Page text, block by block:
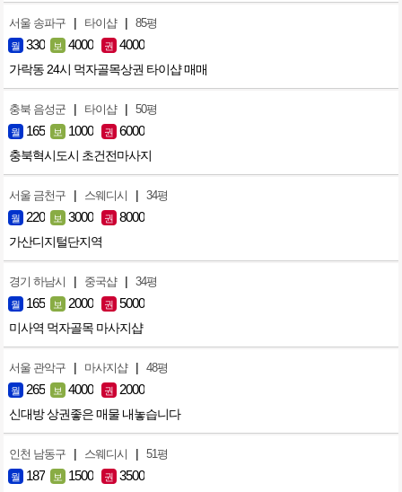
서울 송파구 | 타이샵 | 85평
월 330 보 4000 권 4000
가락동 24시 먹자골목상권 타이샵 매매
충북 음성군 | 타이샵 | 50평
월 165 보 1000 권 6000
충북혁시도시 초건전마사지
서울 금천구 | 스웨디시 | 34평
월 220 보 3000 권 8000
가산디지털단지역
경기 하남시 | 중국샵 | 34평
월 165 보 2000 권 5000
미사역 먹자골목 마사지샵
서울 관악구 | 마사지샵 | 48평
월 265 보 4000 권 2000
신대방 상권좋은 매물 내놓습니다
인천 남동구 | 스웨디시 | 51평
월 187 보 1500 권 3500